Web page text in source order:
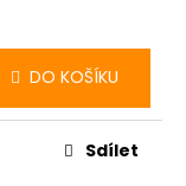
DO KOŠÍKU
Sdílet